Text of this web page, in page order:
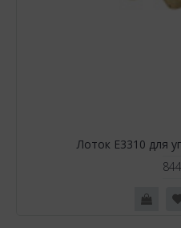
Лоток Е3310 для